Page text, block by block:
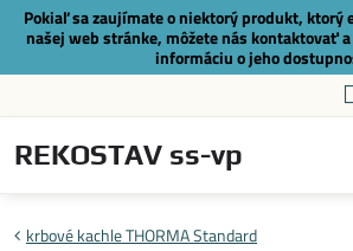
Pokiaľ sa zaujímate o niektorý produkt, ktorý
našej web stránke, môžete nás kontaktovať
informáciu o jeho
REKOSTAV ss-vp
krbové kachle THORMA Standard